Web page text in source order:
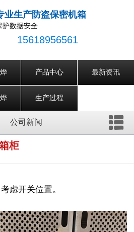
业生产防盗保密机箱
护数据安全
15618956561
产品中心 最新资讯
生产过程
公司新闻
柜
虑开关位置。